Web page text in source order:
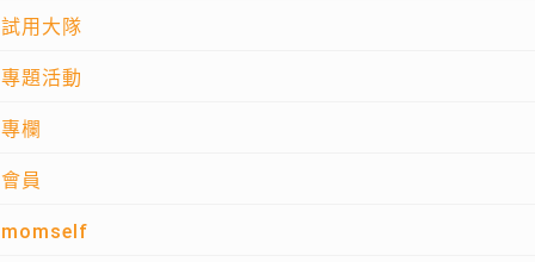
試用大隊
專題活動
專欄
會員
momself